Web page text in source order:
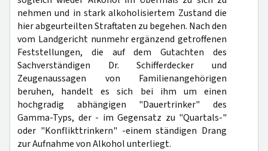
nehmen und in stark alkoholisiertem Zustand die
hier abgeurteilten Straftaten zu begehen. Nach den
vom Landgericht nunmehr ergänzend getroffenen
Feststellungen, die auf dem Gutachten des
Sachverständigen Dr. Schifferdecker und
Zeugenaussagen von Familienangehörigen
beruhen, handelt es sich bei ihm um einen
hochgradig abhängigen "Dauertrinker" des
Gamma-Typs, der - im Gegensatz zu "Quartals-"
oder "Konflikttrinkern" -einem ständigen Drang
zur Aufnahme von Alkohol unterliegt.